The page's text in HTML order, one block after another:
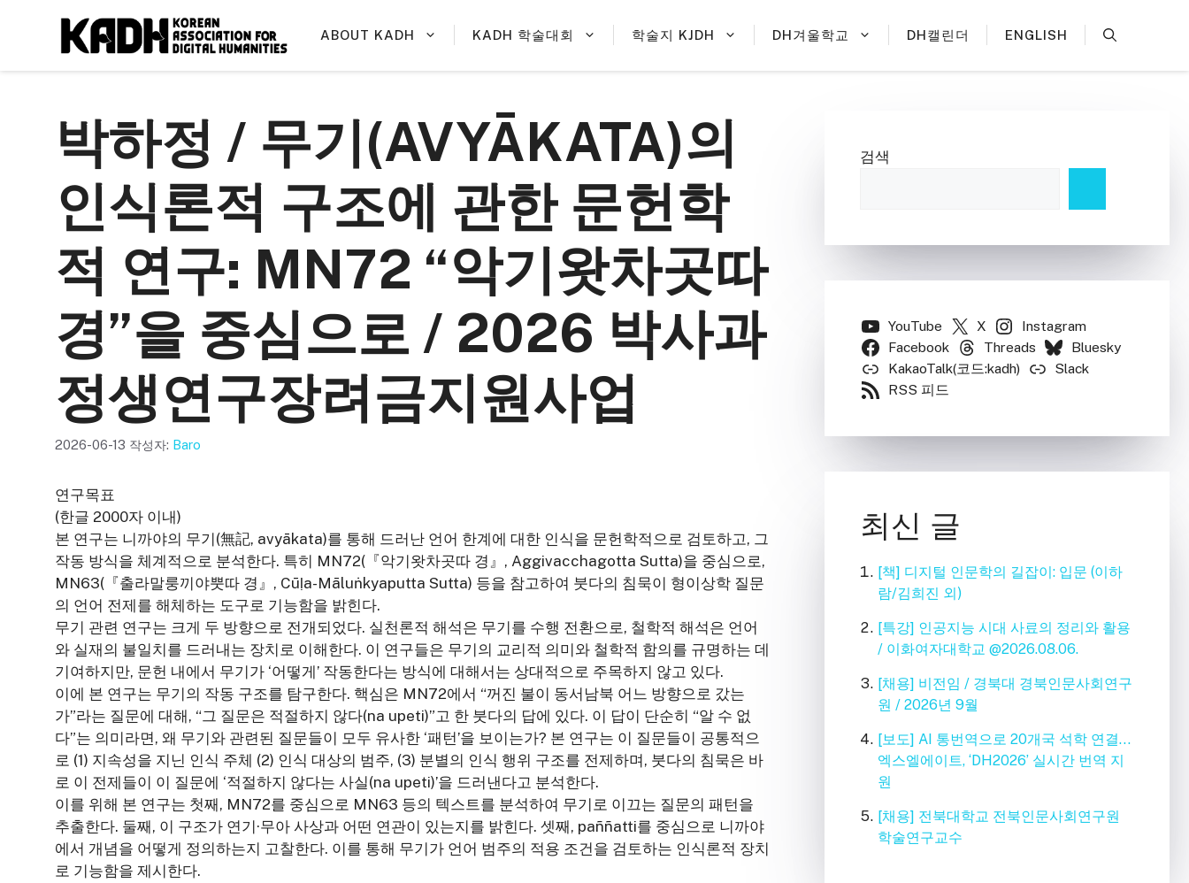
ABOUT KADH KADH 학술대회 학술지 KJDH DH겨울학교 DH캘린더 ENGLISH
박하정 / 무기(AVYĀKATA)의
인식론적 구조에 관한 문헌학
적 연구: MN72 “악기왓차곳따
경”을 중심으로 / 2026 박사과
정생연구장려금지원사업
2026-06-13 작성자: Baro
연구목표
(한글 2000자 이내)
본 연구는 니까야의 무기(無記, avyākata)를 통해 드러난 언어 한계에 대한 인식을 문헌학적으로 검토하고, 그
작동 방식을 체계적으로 분석한다. 특히 MN72(『악기왓차곳따 경』, Aggivacchagotta Sutta)을 중심으로,
MN63(『출라말룽끼야뿟따 경』, Cūḷa-Māluṅkyaputta Sutta) 등을 참고하여 붓다의 침묵이 형이상학 질문
의 언어 전제를 해체하는 도구로 기능함을 밝힌다.
무기 관련 연구는 크게 두 방향으로 전개되었다. 실천론적 해석은 무기를 수행 전환으로, 철학적 해석은 언어
와 실재의 불일치를 드러내는 장치로 이해한다. 이 연구들은 무기의 교리적 의미와 철학적 함의를 규명하는 데
기여하지만, 문헌 내에서 무기가 ‘어떻게’ 작동한다는 방식에 대해서는 상대적으로 주목하지 않고 있다.
이에 본 연구는 무기의 작동 구조를 탐구한다. 핵심은 MN72에서 “꺼진 불이 동서남북 어느 방향으로 갔는
가”라는 질문에 대해, “그 질문은 적절하지 않다(na upeti)”고 한 붓다의 답에 있다. 이 답이 단순히 “알 수 없
다”는 의미라면, 왜 무기와 관련된 질문들이 모두 유사한 ‘패턴’을 보이는가? 본 연구는 이 질문들이 공통적으
로 (1) 지속성을 지닌 인식 주체 (2) 인식 대상의 범주, (3) 분별의 인식 행위 구조를 전제하며, 붓다의 침묵은 바
로 이 전제들이 이 질문에 ‘적절하지 않다는 사실(na upeti)’을 드러낸다고 분석한다.
이를 위해 본 연구는 첫째, MN72를 중심으로 MN63 등의 텍스트를 분석하여 무기로 이끄는 질문의 패턴을
추출한다. 둘째, 이 구조가 연기·무아 사상과 어떤 연관이 있는지를 밝힌다. 셋째, paññatti를 중심으로 니까야
에서 개념을 어떻게 정의하는지 고찰한다. 이를 통해 무기가 언어 범주의 적용 조건을 검토하는 인식론적 장치
로 기능함을 제시한다.
검색
YouTube X
Instagram
Facebook
Threads
Bluesky
KakaoTalk(코드:kadh)
Slack
RSS 피드
최신 글
[책] 디지털 인문학의 길잡이: 입문 (이하
람/김희진 외)
[특강] 인공지능 시대 사료의 정리와 활용
/ 이화여자대학교 @2026.08.06.
[채용] 비전임 / 경북대 경북인문사회연구
원 / 2026년 9월
[보도] AI 통번역으로 20개국 석학 연결…
엑스엘에이트, ‘DH2026’ 실시간 번역 지
원
[채용] 전북대학교 전북인문사회연구원
학술연구교수